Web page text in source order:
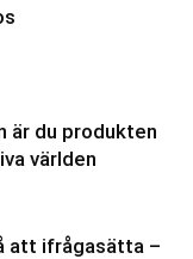
är du produkten
världen
att ifrågasätta –